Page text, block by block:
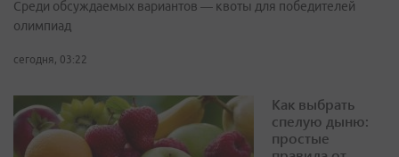
Среди обсуждаемых вариантов — квоты для победителей
олимпиад
сегодня, 03:22
Как выбрать
спелую дыню:
простые